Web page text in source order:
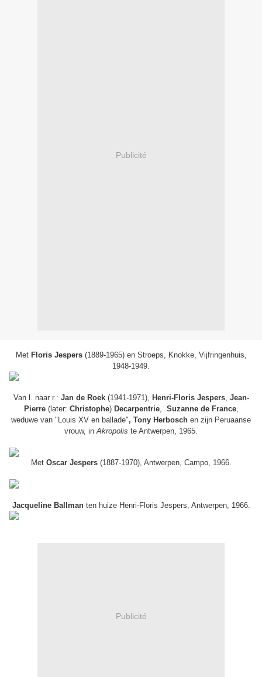
Publicité
Met Floris Jespers(1889-1965) en Stroeps, Knokke, Vijfringenhuis,
1948-1949.
Van l. naar r.: Jan de Roek(1941-1971), Henri-Floris Jespers, Jean-
Pierre(later: Christophe) Decarpentrie, Suzanne de France,
weduwe van "Louis XV en ballade", Tony Herbosch en zijn Peruaanse
vrouw, inAkropolis te Antwerpen, 1965.
Met Oscar Jespers(1887-1970), Antwerpen, Campo, 1966.
Jacqueline Ballmanten huize Henri-Floris Jespers, Antwerpen, 1966.
Publicité